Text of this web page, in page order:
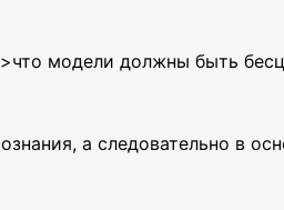
модели должны быть
а следовательно в